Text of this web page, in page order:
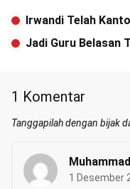
Irwandi Telah
2017
Jadi Guru Belasan
1 Komentar
Tanggapilah dengan bijak
1 Desember